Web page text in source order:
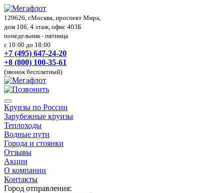
129626, г.Москва, проспект Мира,
дом 106, 4 этаж, офис 403Б
понедельник - пятница
с 10:00 до 18:00
+7 (495) 647-24-20
+8 (800) 100-35-61
(звонок бесплатный)
Круизы по России
Зарубежные круизы
Теплоходы
Водные пути
Города и стоянки
Отзывы
Акции
О компании
Контакты
Город отправления: